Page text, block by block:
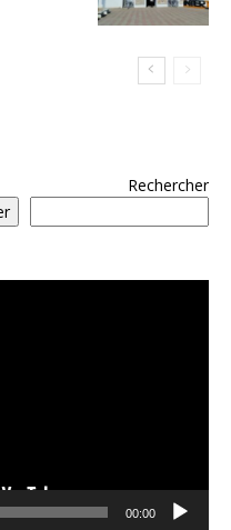
Rechercher
00:00